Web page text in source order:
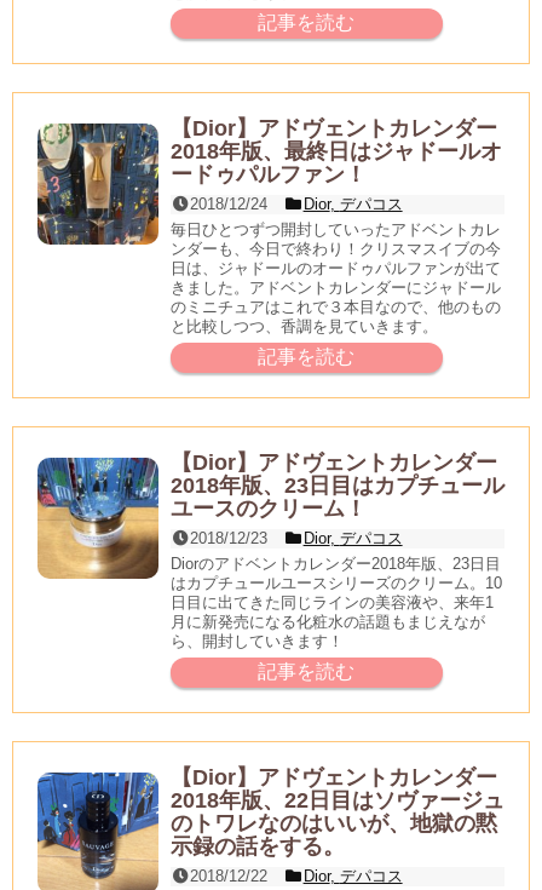
記事を読む
【Dior】アドヴェントカレンダー
2018年版、最終日はジャドールオ
ードゥパルファン！
2018/12/24 Dior, デパコス
毎日ひとつずつ開封していったアドベントカレ
ンダーも、今日で終わり！クリスマスイブの今
日は、ジャドールのオードゥパルファンが出て
きました。アドベントカレンダーにジャドール
のミニチュアはこれで３本目なので、他のもの
と比較しつつ、香調を見ていきます。
記事を読む
【Dior】アドヴェントカレンダー
2018年版、23日目はカプチュール
ユースのクリーム！
2018/12/23 Dior, デパコス
Diorのアドベントカレンダー2018年版、23日目
はカプチュールユースシリーズのクリーム。10
日目に出てきた同じラインの美容液や、来年1
月に新発売になる化粧水の話題もまじえなが
ら、開封していきます！
記事を読む
【Dior】アドヴェントカレンダー
2018年版、22日目はソヴァージュ
のトワレなのはいいが、地獄の黙
示録の話をする。
2018/12/22 Dior, デパコス